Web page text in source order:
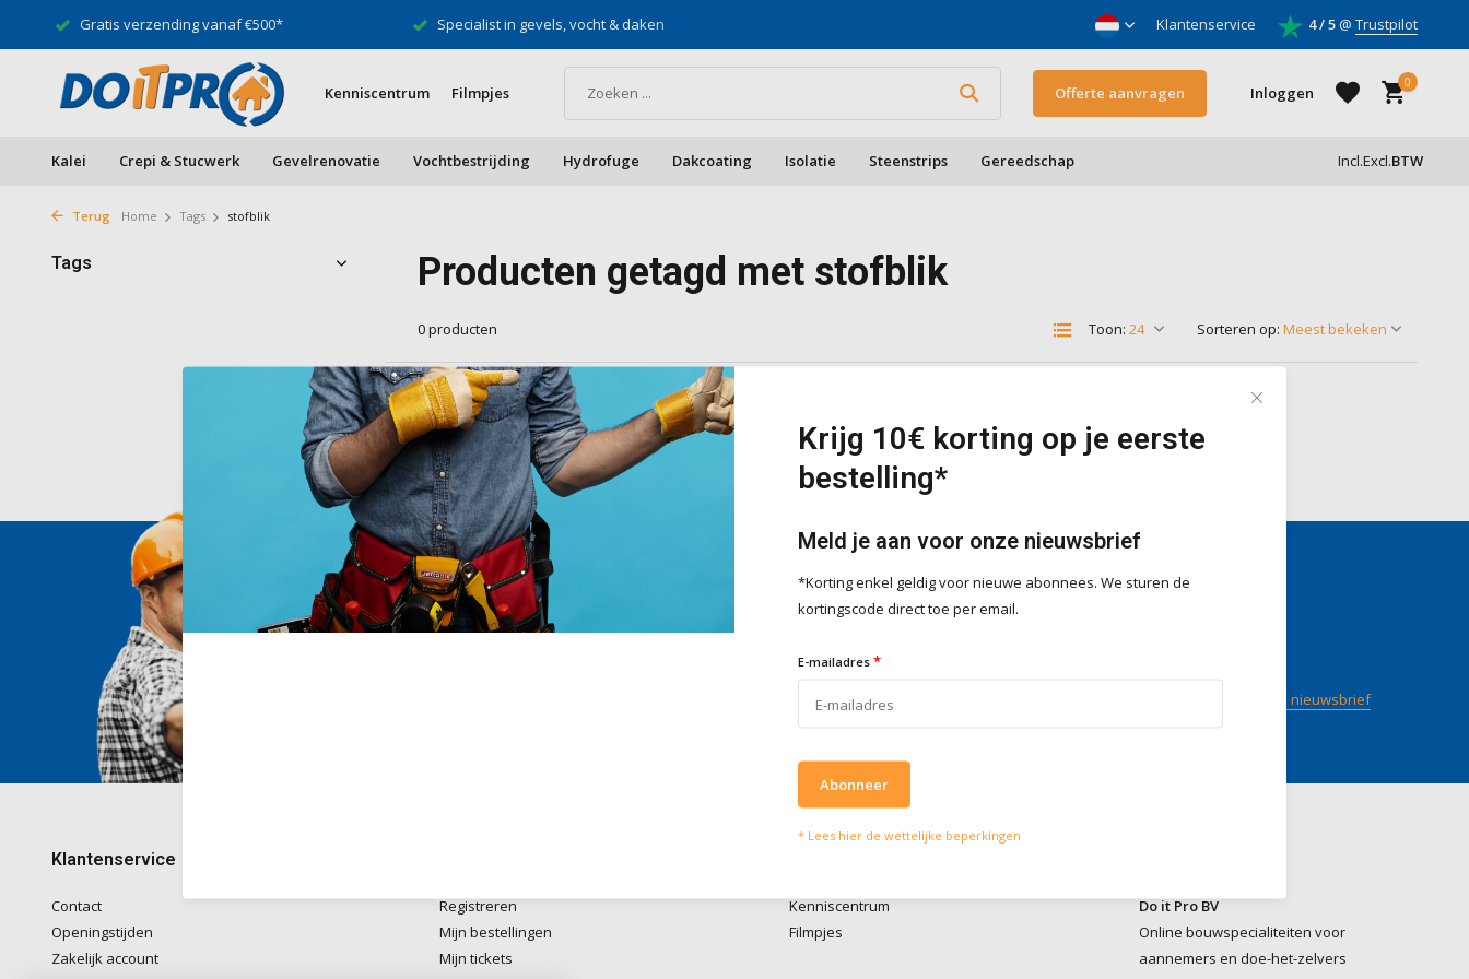
Gratis verzending vanaf €500* Specialist in gevels, vocht & daken Klantenservice 4 / 5@ Trustpilot
Kenniscentrum Filmpjes Offerte aanvragen Inloggen
0
Kalei Crepi & Stucwerk Gevelrenovatie Vochtbestrijding Hydrofuge Dakcoating Isolatie Steenstrips Gereedschap Incl.Excl.BTW
Terug Home Tags stofblik
Tags Producten getagd met stofblik
0 producten Toon: Sorteren op:
Geen producten gevonden!...
Wij helpen je graag Wat onze klanten zeggen
4 / 5
Wij scoren een
Trustpilot
Meld je aan voor onze nieuwsbrief
Klantenservice
Contact
Openingstijden
Zakelijk account
Registreren
Mijn bestellingen
Mijn tickets
Kenniscentrum
Filmpjes
Do it Pro BV
Online bouwspecialiteiten voor
aannemers en doe-het-zelvers
Krijg 10€ korting op je eerste
bestelling*
Meld je aan voor onze nieuwsbrief
*Korting enkel geldig voor nieuwe abonnees. We sturen de
kortingscode direct toe per email.
E-mailadres *
Abonneer
* Lees hier de wettelijke beperkingen